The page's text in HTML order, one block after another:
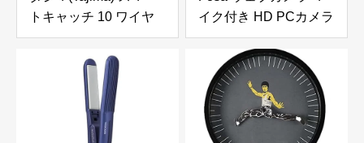
トキャッチ 10 ワイヤ
ー 取付工具重量1kg用
AZ-SMC10W [安全帯
落下防止 電気工事 高所
での安全作業]
イク付き HD PCカメラ
360度スイベルクリッ
プ Webカメラ、自動カ
ラー補正 自動チャット
用 マニュアルフォーカ
スビデオ録画放送